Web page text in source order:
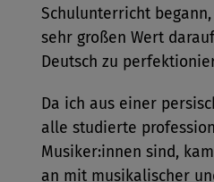
Schulunterricht
sehr großen Wert
Deutsch zu
Da ich aus einer
alle studierte
Musiker:innen sind,
an mit musikalischer